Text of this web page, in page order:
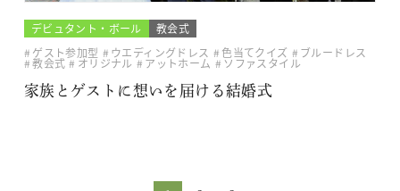
デビュタント・ボール
教会式
ゲスト参加型
ウエディングドレス 色当てクイズ ブルードレス
教会式 オリジナル アットホーム
ソファスタイル
家族とゲストに想いを届ける結婚式